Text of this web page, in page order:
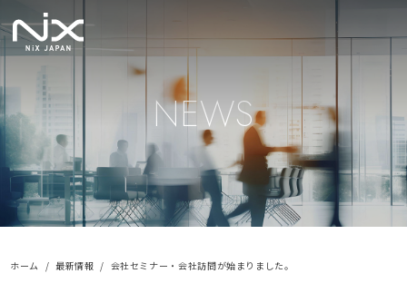
NEWS
ホーム 最新情報 会社セミナー・会社訪問が始まりました。